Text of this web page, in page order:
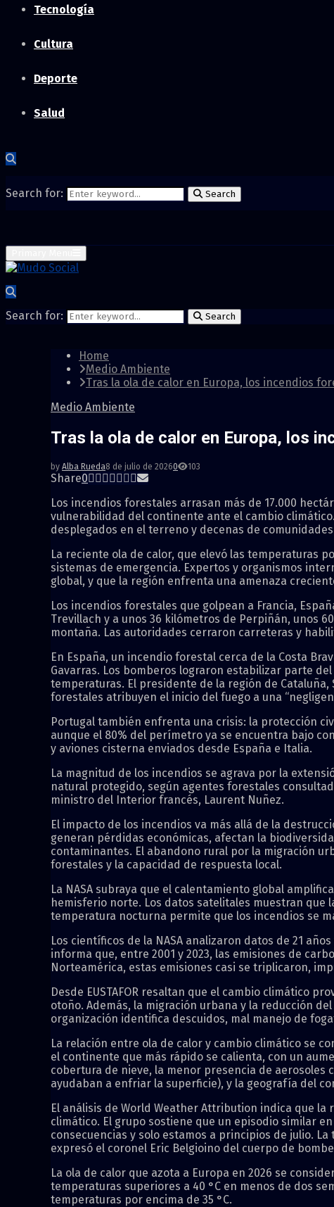
Tecnología
Cultura
Deporte
Salud
Search for: Search
Search for: Search
Home
Medio Ambiente
Tras la ola de calor en Europa, los incendios
Medio Ambiente
Tras la ola de calor en Europa, los
by Alba Rueda8 de julio de 20260 103
Share0
Los incendios forestales arrasan más de 17.000
vulnerabilidad del continente ante el cambio
desplegados en el terreno y decenas de
La reciente ola de calor, que elevó las temperaturas
sistemas de emergencia. Expertos y organismos
global, y que la región enfrenta una amenaza
Los incendios forestales que golpean a Francia,
Trevillach y a unos 36 kilómetros de Perpiñán, unos
montaña. Las autoridades cerraron carreteras y
En España, un incendio forestal cerca de la Costa
Gavarras. Los bomberos lograron estabilizar parte
temperaturas. El presidente de la región de
forestales atribuyen el inicio del fuego a una
Portugal también enfrenta una crisis: la protección
aunque el 80% del perímetro ya se encuentra bajo
y aviones cisterna enviados desde España e Italia.
La magnitud de los incendios se agrava por la
natural protegido, según agentes forestales
ministro del Interior francés, Laurent Nuñez.
El impacto de los incendios va más allá de la
generan pérdidas económicas, afectan la
contaminantes. El abandono rural por la migración
forestales y la capacidad de respuesta local.
La NASA subraya que el calentamiento global
hemisferio norte. Los datos satelitales muestran que
temperatura nocturna permite que los incendios se
Los científicos de la NASA analizaron datos de 21
informa que, entre 2001 y 2023, las emisiones de
Norteamérica, estas emisiones casi se triplicaron,
Desde EUSTAFOR resaltan que el cambio climático
otoño. Además, la migración urbana y la reducción
organización identifica descuidos, mal manejo de
La relación entre ola de calor y cambio climático se
el continente que más rápido se calienta, con un
cobertura de nieve, la menor presencia de
ayudaban a enfriar la superficie), y la geografía del
El análisis de World Weather Attribution indica que
climático. El grupo sostiene que un episodio similar
consecuencias y solo estamos a principios de julio.
expresó el coronel Eric Belgioino del cuerpo de
La ola de calor que azota a Europa en 2026 se
temperaturas superiores a 40 °C en menos de dos
temperaturas por encima de 35 °C.